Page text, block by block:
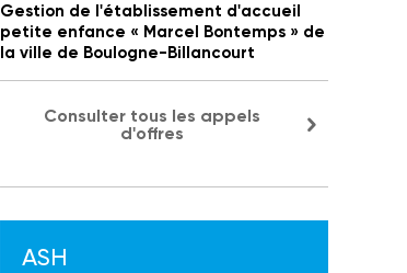
Gestion de l'établissement d'accueil
petite enfance « Marcel Bontemps » de
la ville de Boulogne-Billancourt
Consulter tous les appels
d'offres
ASH